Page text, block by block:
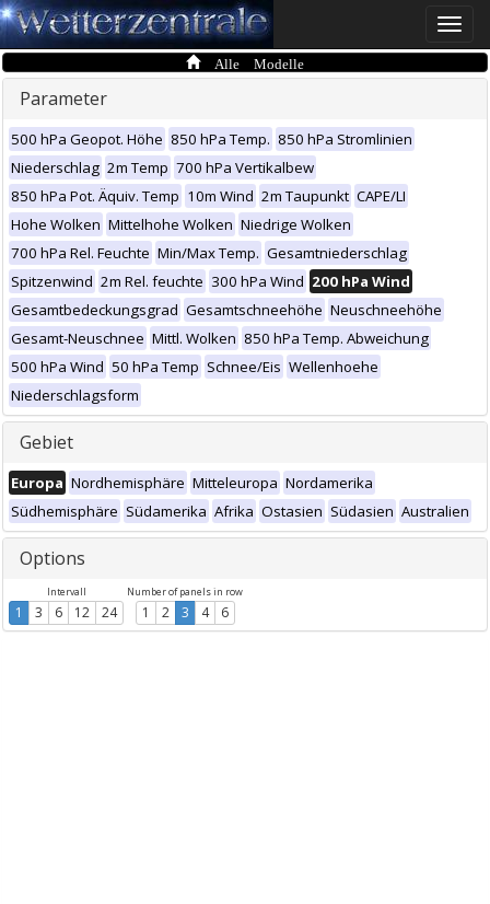
Toggle
Alle Modelle
Parameter
500 hPa Geopot. Höhe 850 hPa Temp. 850 hPa Stromlinien
Niederschlag 2m Temp 700 hPa Vertikalbew
850 hPa Pot. Äquiv. Temp 10m Wind 2m Taupunkt CAPE/LI
Hohe Wolken Mittelhohe Wolken Niedrige Wolken
700 hPa Rel. Feuchte Min/Max Temp. Gesamtniederschlag
Spitzenwind 2m Rel. feuchte 300 hPa Wind 200 hPa Wind
Gesamtbedeckungsgrad Gesamtschneehöhe Neuschneehöhe
Gesamt-Neuschnee Mittl. Wolken 850 hPa Temp. Abweichung
500 hPa Wind 50 hPa Temp Schnee/Eis Wellenhoehe
Niederschlagsform
Gebiet
Europa Nordhemisphäre Mitteleuropa Nordamerika
Südhemisphäre Südamerika Afrika Ostasien Südasien Australien
Options
Intervall
1 3 6 12 24
Number of panels in row
1 2 3 4 6